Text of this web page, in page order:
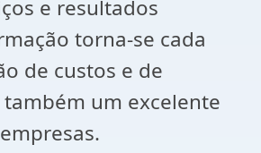
e resultados
torna-se cada
de custos e de
um excelente